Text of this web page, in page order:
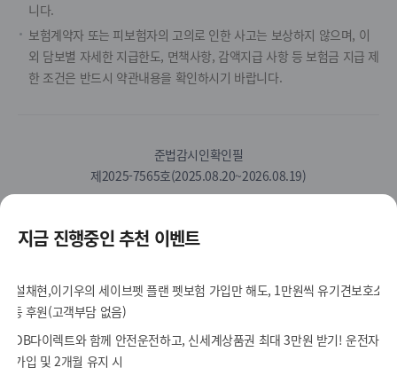
니다.
보험계약자 또는 피보험자의 고의로 인한 사고는 보상하지 않으며, 이
외 담보별 자세한 지급한도, 면책사항, 감액지급 사항 등 보험금 지급 제
한 조건은 반드시 약관내용을 확인하시기 바랍니다.
준법감시인확인필
제2025-7565호(2025.08.20~2026.08.19)
N
안
내
카
카
채
유
튜
이
북
그
인터넷
지금 진행중인 추천 이벤트